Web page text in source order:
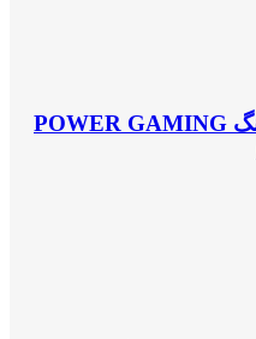
منبع تغذیه کامپیوتر گرین گیمینگ POWER GAMING